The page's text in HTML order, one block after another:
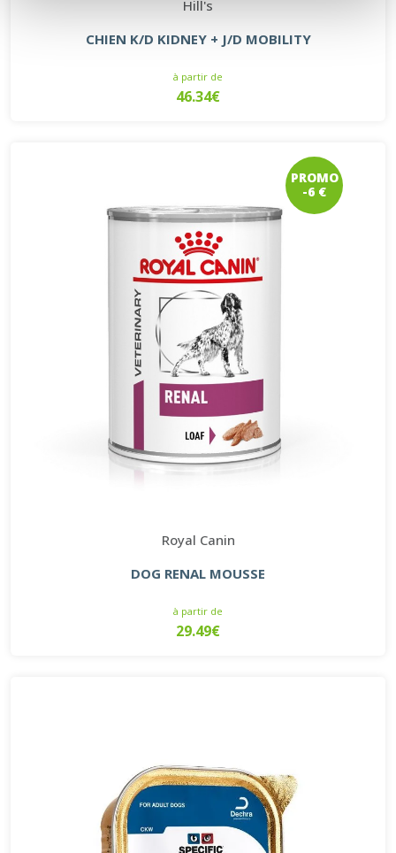
Hill's
CHIEN K/D KIDNEY + J/D MOBILITY
à partir de
46.34€
PROMO
-6 €
Royal Canin
DOG RENAL MOUSSE
à partir de
29.49€